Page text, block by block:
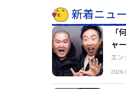
新着ニュ
エン
ャ